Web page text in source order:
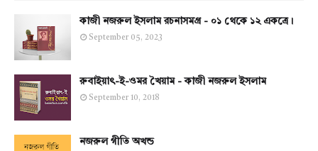
কাজী নজরুল ইসলাম রচনাসমগ্র - ০১ থেকে ১২ একত্রে।
September 05, 2023
রুবাইয়াৎ-ই-ওমর খৈয়াম - কাজী নজরুল ইসলাম
September 10, 2018
নজরুল গীতি অখন্ড